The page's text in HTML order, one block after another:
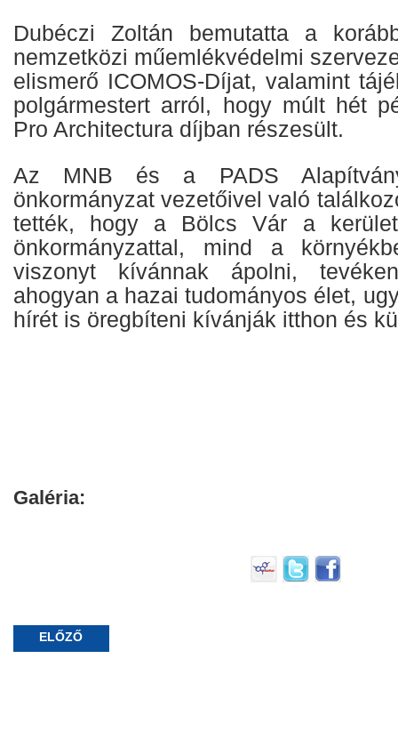
Dubéczi Zoltán bemutatta a
nemzetközi műemlékvédelmi
elismerő ICOMOS-Díjat, valamint
polgármestert arról, hogy múlt hét
Pro Architectura díjban részesült.
Az MNB és a PADS
önkormányzat vezetőivel való
tették, hogy a Bölcs Vár a
önkormányzattal, mind a
viszonyt kívánnak ápolni,
ahogyan a hazai tudományos élet,
hírét is öregbíteni kívánják itthon és
Galéria:
ELŐZŐ